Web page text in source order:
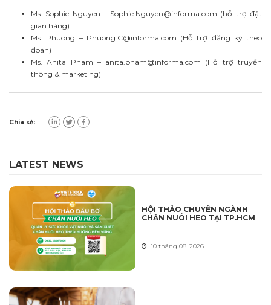
Ms. Sophie Nguyen – Sophie.Nguyen@informa.com (hỗ trợ đặt
gian hàng)
Ms. Phuong – Phuong.C@informa.com (Hỗ trợ đăng ký theo
đoàn)
Ms. Anita Pham – anita.pham@informa.com (Hỗ trợ truyền
thông & marketing)
Chia sẻ:
LATEST NEWS
HỘI THẢO CHUYÊN NGÀNH
CHĂN NUÔI HEO TẠI TP.HCM
10 tháng 08. 2026